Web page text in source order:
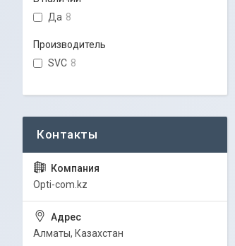
Да 8
Производитель
SVC 8
Opti-com.kz
Алматы, Казахстан